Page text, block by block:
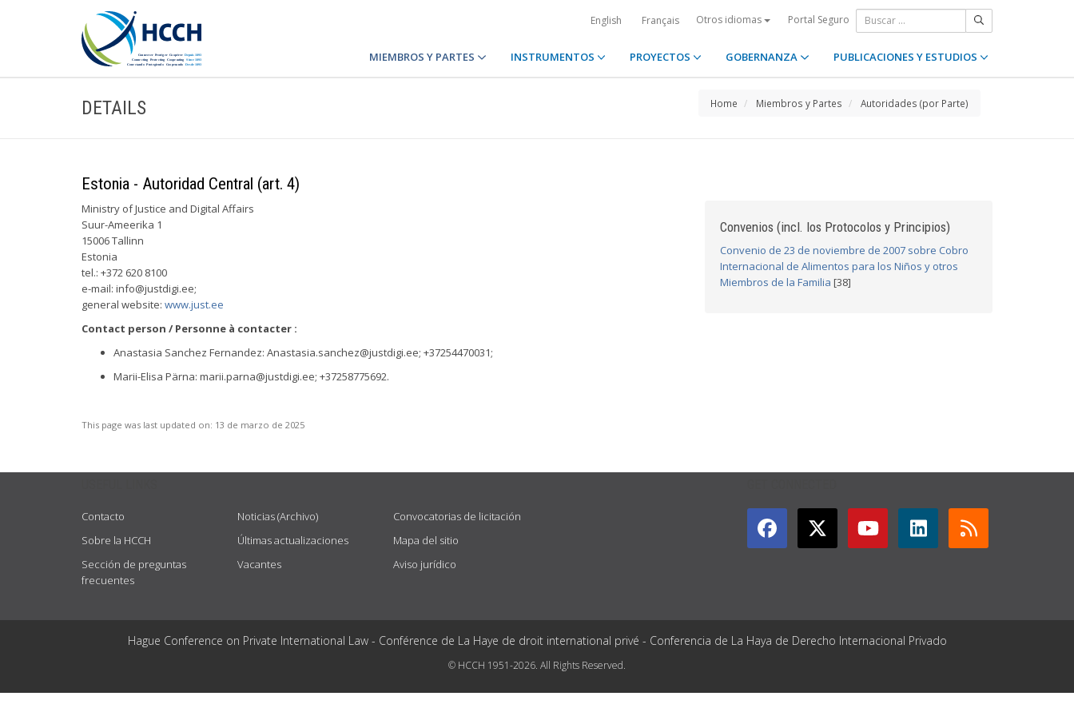
English Français Otros idiomas Portal Seguro
MIEMBROS Y PARTES INSTRUMENTOS PROYECTOS GOBERNANZA PUBLICACIONES Y ESTUDIOS
DETAILS Home Miembros y Partes Autoridades (por Parte)
Estonia - Autoridad Central (art. 4)
Ministry of Justice and Digital Affairs
Suur-Ameerika 1
15006 Tallinn
Estonia
tel.: +372 620 8100
e-mail: info@justdigi.ee;
general website: www.just.ee
Contact person / Personne à contacter :
Anastasia Sanchez Fernandez: Anastasia.sanchez@justdigi.ee; +37254470031;
Marii-Elisa Pärna: marii.parna@justdigi.ee; +37258775692.
This page was last updated on: 13 de marzo de 2025
Convenios (incl. los Protocolos y Principios)
Convenio de 23 de noviembre de 2007 sobre Cobro
Internacional de Alimentos para los Niños y otros
Miembros de la Familia [38]
Contacto
Sobre la HCCH
Sección de preguntas
frecuentes
Noticias (Archivo)
Últimas actualizaciones
Vacantes
Convocatorias de licitación
Mapa del sitio
Aviso jurídico
Hague Conference on Private International Law - Conférence de La Haye de droit international privé - Conferencia de La Haya de Derecho Internacional Privado
© HCCH 1951-2026. All Rights Reserved.